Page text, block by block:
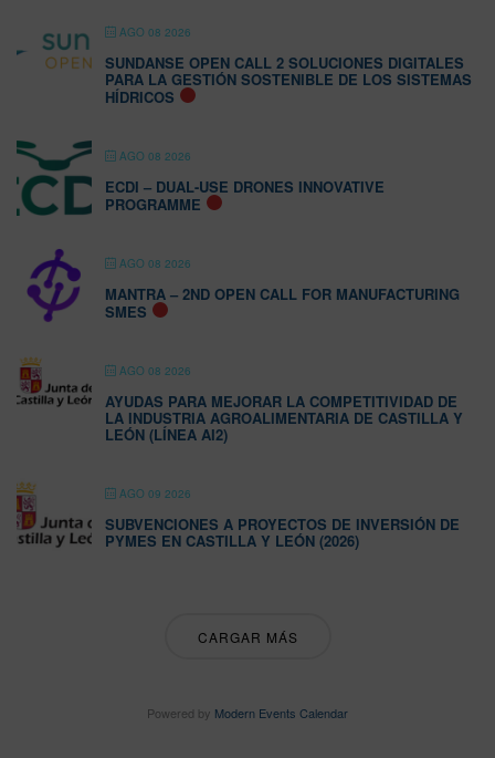
AGO 08 2026
SUNDANSE OPEN CALL 2 SOLUCIONES DIGITALES
PARA LA GESTIÓN SOSTENIBLE DE LOS SISTEMAS
HÍDRICOS
AGO 08 2026
ECDI – DUAL-USE DRONES INNOVATIVE
PROGRAMME
AGO 08 2026
MANTRA – 2ND OPEN CALL FOR MANUFACTURING
SMES
AGO 08 2026
AYUDAS PARA MEJORAR LA COMPETITIVIDAD DE
LA INDUSTRIA AGROALIMENTARIA DE CASTILLA Y
LEÓN (LÍNEA AI2)
AGO 09 2026
SUBVENCIONES A PROYECTOS DE INVERSIÓN DE
PYMES EN CASTILLA Y LEÓN (2026)
CARGAR MÁS
Powered by Modern Events Calendar